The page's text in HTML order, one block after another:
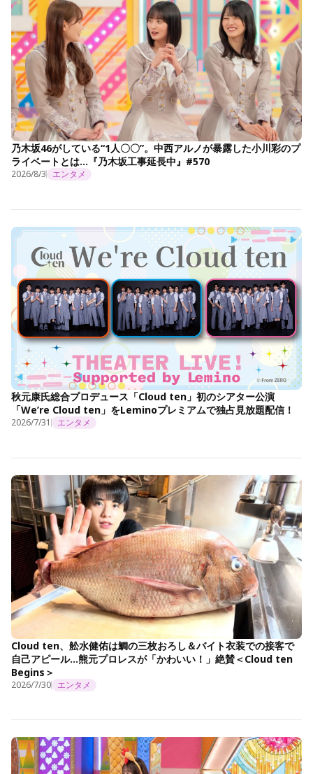
乃木坂46がしている“1人〇〇”。中西アルノが暴露した小川彩のプ
ライベートとは…『乃木坂工事延長中』#570
2026/8/3 エンタメ
秋元康氏総合プロデュース「Cloud ten」初のシアター公演
「We’re Cloud ten」をLeminoプレミアムで独占見放題配信！
2026/7/31 エンタメ
Cloud ten、舩水健佑は鯛の三枚おろし＆バイト衣装での接客で
自己アピール…熊元プロレスが「かわいい！」絶賛＜Cloud ten
Begins＞
2026/7/30 エンタメ